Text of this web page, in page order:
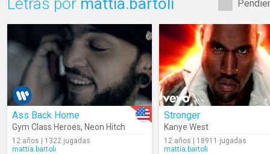
Letras por mattia.bartoli
Ass Back Home
Gym Class Heroes, Neon Hitch
12 años | 1322 jugadas
mattia.bartoli
Stronger
Kanye West
12 años | 18911 jugadas
mattia.bartoli